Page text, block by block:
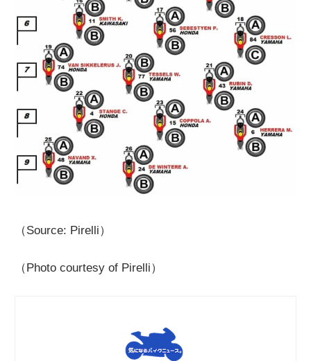
（Source: Pirelli）
（Photo courtesy of Pirelli）